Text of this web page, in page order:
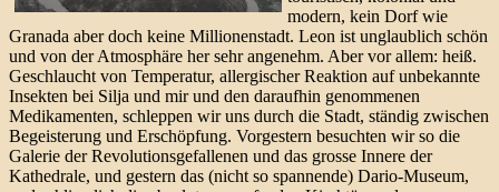
modern, kein Dorf wie
Granada aber doch keine Millionenstadt. Leon ist unglaublich schön
und von der Atmosphäre her sehr angenehm. Aber vor allem: heiß.
Geschlaucht von Temperatur, allergischer Reaktion auf unbekannte
Insekten bei Silja und mir und den daraufhin genommenen
Medikamenten, schleppen wir uns durch die Stadt, ständig zwischen
Begeisterung und Erschöpfung. Vorgestern besuchten wir so die
Galerie der Revolutionsgefallenen und das grosse Innere der
Kathedrale, und gestern das (nicht so spannende) Dario-Museum,